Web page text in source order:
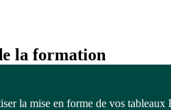
la formation
la mise en forme de vos